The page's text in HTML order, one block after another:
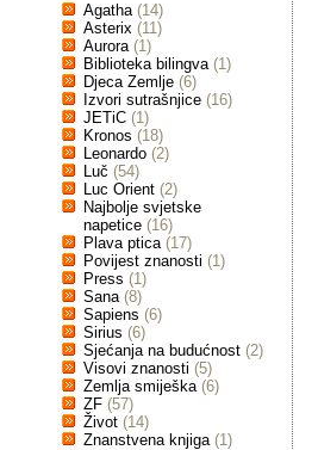
Agatha (14)
Asterix (11)
Aurora (1)
Biblioteka bilingva (1)
Djeca Zemlje (6)
Izvori sutrašnjice (16)
JETiC (1)
Kronos (18)
Leonardo (2)
Luč (54)
Luc Orient (2)
Najbolje svjetske
napetice (16)
Plava ptica (17)
Povijest znanosti (1)
Press (1)
Sana (8)
Sapiens (6)
Sirius (6)
Sjećanja na budućnost (2)
Visovi znanosti (5)
Zemlja smiješka (6)
ZF (57)
Život (14)
Znanstvena knjiga (1)